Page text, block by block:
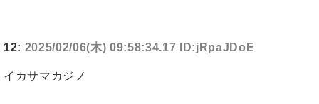
12: 2025/02/06(木) 09:58:34.17 ID:jRpaJDoE
イカサマカジノ